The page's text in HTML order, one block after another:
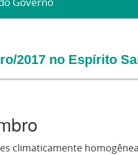
2017 no Espírito
climaticamente